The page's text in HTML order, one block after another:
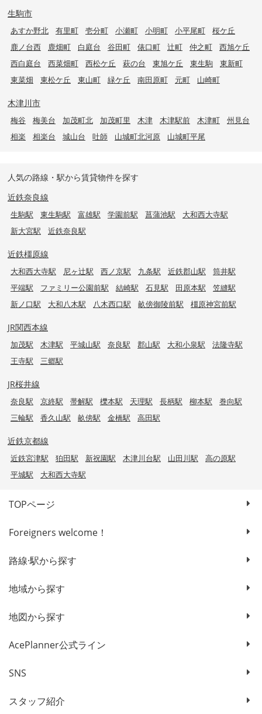
生駒市
あすか野北 有里町 壱分町 小瀬町 小明町 小平尾町
桜ケ丘
鹿ノ台西
鹿畑町 白庭台 谷田町 俵口町 辻町 仲之町
西旭ケ丘
西白庭台
西菜畑町 西松ケ丘 萩の台 東旭ケ丘 東生駒
東新町
東菜畑
東松ケ丘 東山町 緑ケ丘 南田原町 元町 山崎町
木津川市
梅谷 梅美台 加茂町北 加茂町里 木津 木津駅前 木津町
州見台
相楽
相楽台 城山台 吐師 山城町北河原 山城町平尾
人気の路線・駅から賃貸物件を探す
近鉄奈良線
生駒駅 東生駒駅 富雄駅 学園前駅 菖蒲池駅
大和西大寺駅
新大宮駅
近鉄奈良駅
近鉄橿原線
大和西大寺駅 尼ヶ辻駅 西ノ京駅 九条駅 近鉄郡山駅
筒井駅
平端駅
ファミリー公園前駅 結崎駅 石見駅 田原本駅
笠縫駅
新ノ口駅
大和八木駅 八木西口駅 畝傍御陵前駅 橿原神宮前駅
JR関西本線
加茂駅 木津駅 平城山駅 奈良駅 郡山駅 大和小泉駅
法隆寺駅
王寺駅
三郷駅
JR桜井線
奈良駅 京終駅 帯解駅 櫟本駅 天理駅 長柄駅 柳本駅
巻向駅
三輪駅
香久山駅 畝傍駅 金橋駅 高田駅
近鉄京都線
近鉄宮津駅 狛田駅 新祝園駅 木津川台駅 山田川駅
高の原駅
平城駅
大和西大寺駅
TOPページ
Foreigners welcome！
路線·駅から探す
地域から探す
地図から探す
AcePlanner公式ライン
SNS
スタッフ紹介